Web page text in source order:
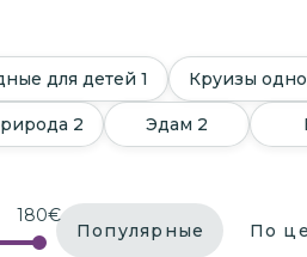
для детей 1 Круизы
2 Эдам 2
180€
Популярные По